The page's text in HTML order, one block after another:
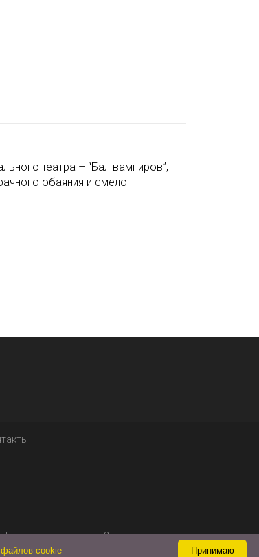
театра – “Бал вампиров”,
обаяния и смело
гимназия», д.2.
Принимаю
файлов cookie